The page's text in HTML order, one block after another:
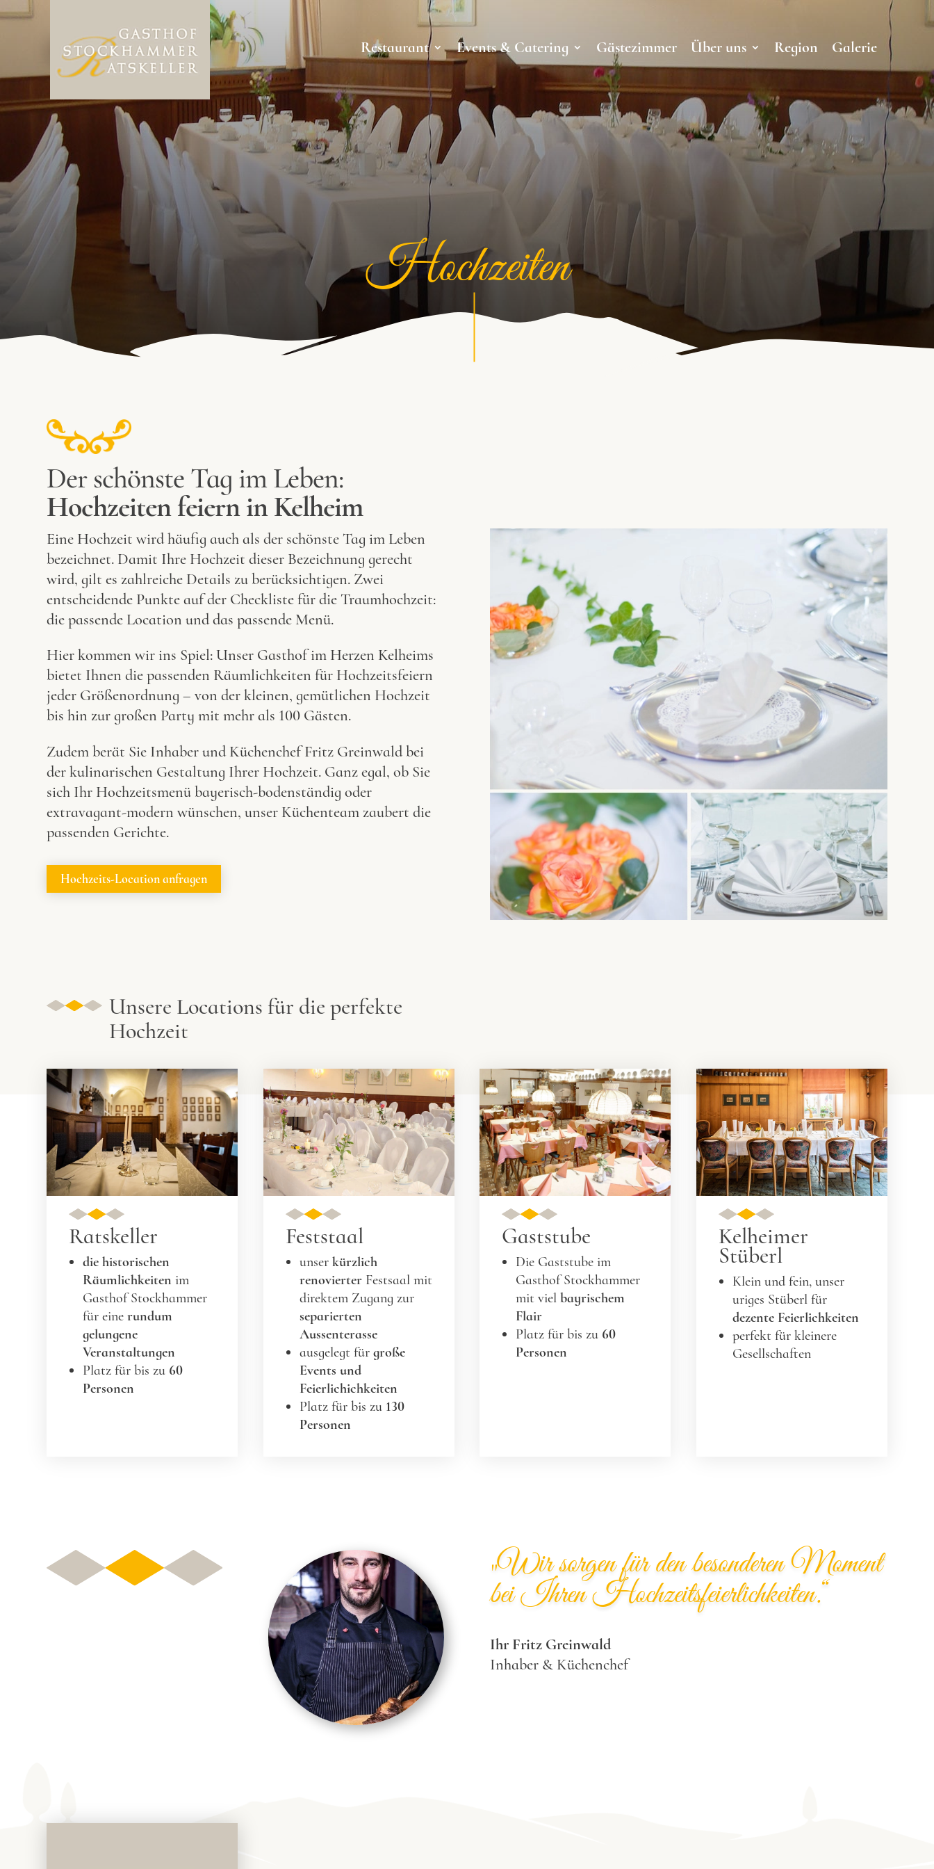
Restaurant Events & Catering Gästezimmer Über uns Region Galerie
Hochzeiten
Der schönste Tag im Leben:
Hochzeiten feiern in Kelheim
Eine Hochzeit wird häufig auch als der schönste Tag im Leben
bezeichnet. Damit Ihre Hochzeit dieser Bezeichnung gerecht
wird, gilt es zahlreiche Details zu berücksichtigen. Zwei
entscheidende Punkte auf der Checkliste für die Traumhochzeit:
die passende Location und das passende Menü.
Hier kommen wir ins Spiel: Unser Gasthof im Herzen Kelheims
bietet Ihnen die passenden Räumlichkeiten für Hochzeitsfeiern
jeder Größenordnung – von der kleinen, gemütlichen Hochzeit
bis hin zur großen Party mit mehr als 100 Gästen.
Zudem berät Sie Inhaber und Küchenchef Fritz Greinwald bei
der kulinarischen Gestaltung Ihrer Hochzeit. Ganz egal, ob Sie
sich Ihr Hochzeitsmenü bayerisch-bodenständig oder
extravagant-modern wünschen, unser Küchenteam zaubert die
passenden Gerichte.
Hochzeits-Location anfragen
Unsere Locations für die perfekte
Hochzeit
Ratskeller
die historischen
Räumlichkeiten im
Gasthof Stockhammer
für einerundum
gelungene
Veranstaltungen
Platz für bis zu 60
Personen
Feststaal
unser kürzlich
renovierterFestsaal mit
direktem Zugang zur
separierten
Aussenterasse
ausgelegt für große
Events und
Feierlichichkeiten
Platz für bis zu 130
Personen
Gaststube
Die Gaststube im
Gasthof Stockhammer
mit vielbayrischem
Flair
Platz für bis zu 60
Personen
Kelheimer
Stüberl
Klein und fein, unser
uriges Stüberl für
dezente Feierlichkeiten
perfekt für kleinere
Gesellschaften
„Wir sorgen für den besonderen Moment
bei Ihren Hochzeitsfeierlichkeiten.“
Ihr Fritz Greinwald
Inhaber & Küchenchef